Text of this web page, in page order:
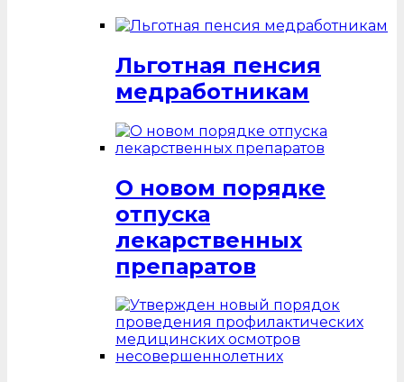
Льготная пенсия
медработникам
О новом порядке
отпуска
лекарственных
препаратов